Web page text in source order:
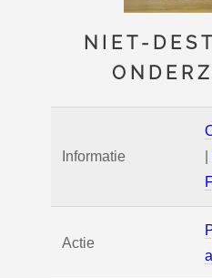
NIET-
Informatie
Actie